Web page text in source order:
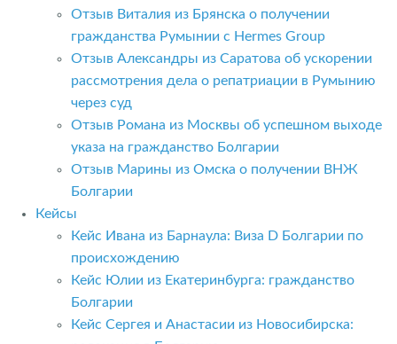
Отзыв Виталия из Брянска о получении
гражданства Румынии с Hermes Group
Отзыв Александры из Саратова об ускорении
рассмотрения дела о репатриации в Румынию
через суд
Отзыв Романа из Москвы об успешном выходе
указа на гражданство Болгарии
Отзыв Марины из Омска о получении ВНЖ
Болгарии
Кейсы
Кейс Ивана из Барнаула: Виза D Болгарии по
происхождению
Кейс Юлии из Екатеринбурга: гражданство
Болгарии
Кейс Сергея и Анастасии из Новосибирска: